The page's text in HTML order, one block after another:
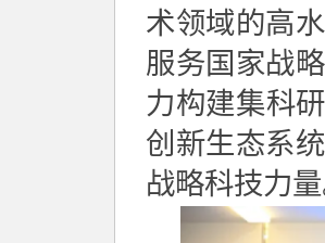
术领域的高
服务国家战
力构建集科
创新生态系
战略科技力